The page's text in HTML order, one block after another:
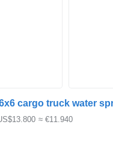
≈ €11.940